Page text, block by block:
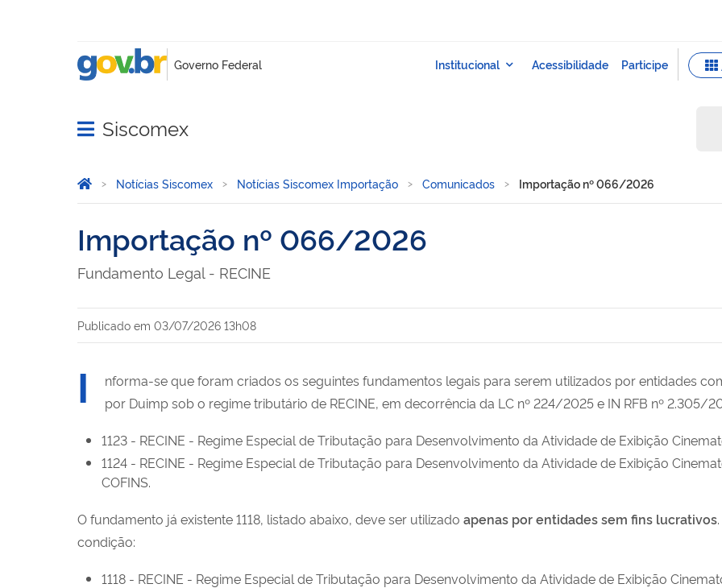
Abrir menu principal de navegação
Siscomex
Você está aqui:
Página Inicial
Notícias Siscomex Notícias Siscomex Importação Comunicados Importação nº 066/2026
Importação nº 066/2026
Fundamento Legal - RECINE
Publicado em 03/07/2026 13h08
I
nforma-se que foram criados os seguintes fundamentos legais para serem utilizados por entidades
por Duimp sob o regime tributário de RECINE, em decorrência da LC nº 224/2025 e IN RFB nº 2.305/
1123 - RECINE - Regime Especial de Tributação para Desenvolvimento da Atividade de Exibição
1124 - RECINE - Regime Especial de Tributação para Desenvolvimento da Atividade de Exibição
COFINS.
O fundamento já existente 1118, listado abaixo, deve ser utilizado apenas por entidades sem fins lucrativos
condição:
1118 - RECINE - Regime Especial de Tributação para Desenvolvimento da Atividade de Exibição